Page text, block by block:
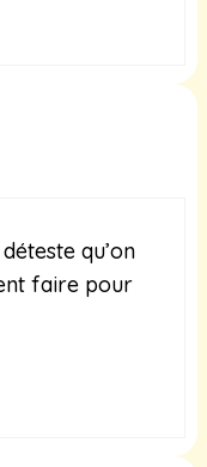
qu’on
faire pour